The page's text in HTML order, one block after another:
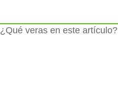
¿Qué veras en este artículo?